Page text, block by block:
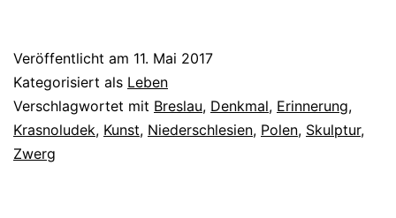
Veröffentlicht am 11. Mai 2017
Kategorisiert als Leben
Verschlagwortet mit Breslau, Denkmal, Erinnerung,
Krasnoludek, Kunst, Niederschlesien, Polen, Skulptur,
Zwerg